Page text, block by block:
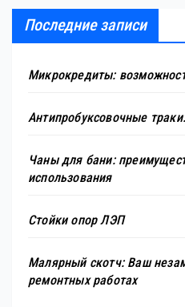
Последние записи
Микрокредиты:
Антипробуксовочные
Чаны для бани:
использования
Стойки опор ЛЭП
Малярный скотч: Ваш
ремонтных работах